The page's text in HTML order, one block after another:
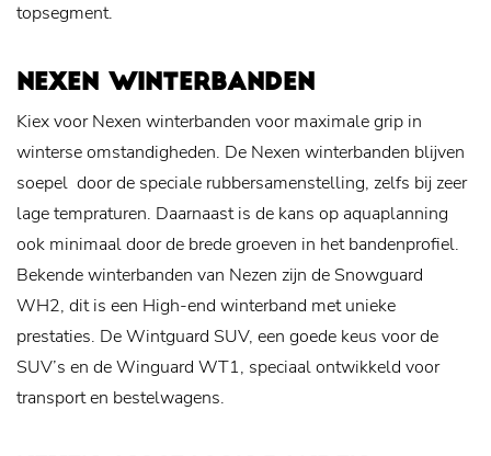
topsegment.
NEXEN WINTERBANDEN
Kiex voor Nexen winterbanden voor maximale grip in
winterse omstandigheden. De Nexen winterbanden blijven
soepel door de speciale rubbersamenstelling, zelfs bij zeer
lage tempraturen. Daarnaast is de kans op aquaplanning
ook minimaal door de brede groeven in het bandenprofiel.
Bekende winterbanden van Nezen zijn de Snowguard
WH2, dit is een High-end winterband met unieke
prestaties. De Wintguard SUV, een goede keus voor de
SUV’s en de Winguard WT1, speciaal ontwikkeld voor
transport en bestelwagens.